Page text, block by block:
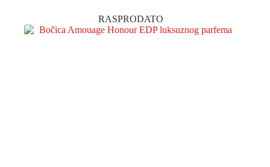
RASPRODATO